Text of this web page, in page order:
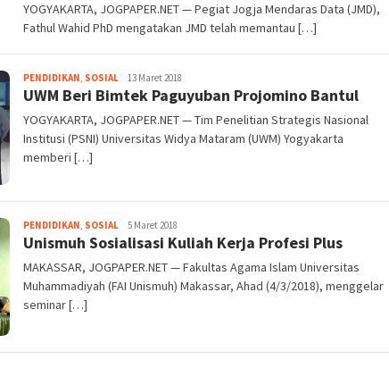
YOGYAKARTA, JOGPAPER.NET — Pegiat Jogja Mendaras Data (JMD),
Fathul Wahid PhD mengatakan JMD telah memantau […]
PENDIDIKAN, SOSIALHeri
Purwata
13 Maret 2018
UWM Beri Bimtek Paguyuban Projomino Bantul
YOGYAKARTA, JOGPAPER.NET — Tim Penelitian Strategis Nasional
Institusi (PSNI) Universitas Widya Mataram (UWM) Yogyakarta
memberi […]
PENDIDIKAN, SOSIALHeri
Purwata
5 Maret 2018
Unismuh Sosialisasi Kuliah Kerja Profesi Plus
MAKASSAR, JOGPAPER.NET — Fakultas Agama Islam Universitas
Muhammadiyah (FAI Unismuh) Makassar, Ahad (4/3/2018), menggelar
seminar […]